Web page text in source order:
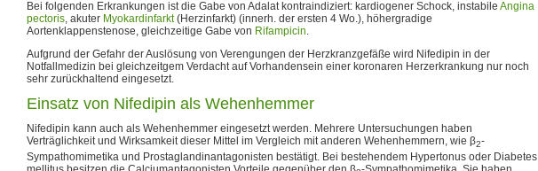
Bei folgenden Erkrankungen ist die Gabe von Adalat kontraindiziert: kardiogener Schock, instabile Angina
pectoris, akuter Myokardinfarkt(Herzinfarkt) (innerh. der ersten 4 Wo.), höhergradige
Aortenklappenstenose, gleichzeitige Gabe von Rifampicin.
Aufgrund der Gefahr der Auslösung von Verengungen der Herzkranzgefäße wird Nifedipin in der
Notfallmedizin bei gleichzeitgem Verdacht auf Vorhandensein einer koronaren Herzerkrankung nur noch
sehr zurückhaltend eingesetzt.
Einsatz von Nifedipin als Wehenhemmer
Nifedipin kann auch als Wehenhemmer eingesetzt werden. Mehrere Untersuchungen haben
Verträglichkeit und Wirksamkeit dieser Mittel im Vergleich mit anderen Wehenhemmern, wie β2-
Sympathomimetika und Prostaglandinantagonisten bestätigt. Bei bestehendem Hypertonus oder Diabetes